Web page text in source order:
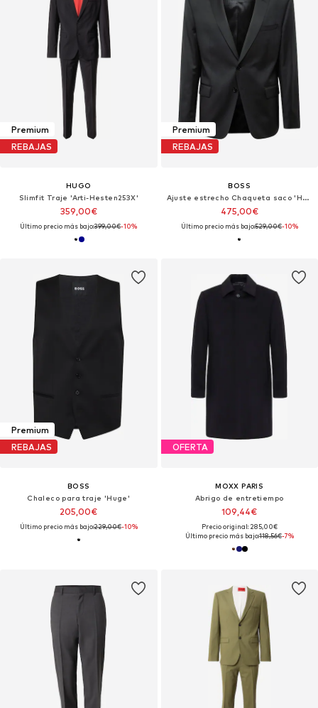
Premium
REBAJAS
HUGO
Slimfit Traje 'Arti-Hesten253X'
359,00€
Último precio más bajo:399,00€-10%
Premium
REBAJAS
BOSS
Ajuste estrecho Chaqueta saco 'Huge'
475,00€
Último precio más bajo:529,00€-10%
Premium
REBAJAS
BOSS
Chaleco para traje 'Huge'
205,00€
Último precio más bajo:229,00€-10%
OFERTA
MOXX PARIS
Abrigo de entretiempo
109,44€
Precio original: 285,00€
Último precio más bajo:118,56€-7%